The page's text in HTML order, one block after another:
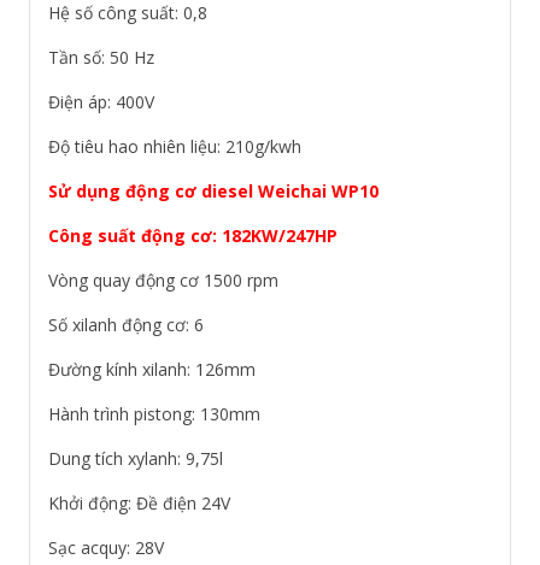
Hệ số công suất: 0,8
Tần số: 50 Hz
Điện áp: 400V
Độ tiêu hao nhiên liệu: 210g/kwh
Sử dụng động cơ diesel Weichai WP10
Công suất động cơ: 182KW/247HP
Vòng quay động cơ 1500 rpm
Số xilanh động cơ: 6
Đường kính xilanh: 126mm
Hành trình pistong: 130mm
Dung tích xylanh: 9,75l
Khởi động: Đề điện 24V
Sạc acquy: 28V